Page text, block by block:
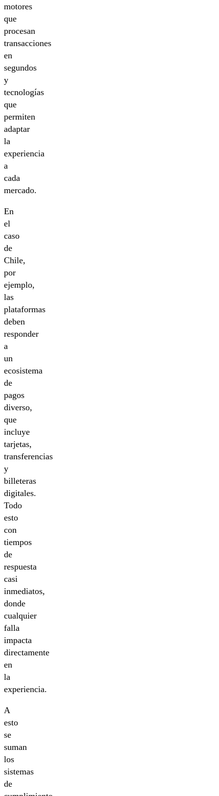
motores
que
procesan
transacciones
en
segundos
y
tecnologías
que
permiten
adaptar
la
experiencia
a
cada
mercado.
En
el
caso
de
Chile,
por
ejemplo,
las
plataformas
deben
responder
a
un
ecosistema
de
pagos
diverso,
que
incluye
tarjetas,
transferencias
y
billeteras
digitales.
Todo
esto
con
tiempos
de
respuesta
casi
inmediatos,
donde
cualquier
falla
impacta
directamente
en
la
experiencia.
A
esto
se
suman
los
sistemas
de